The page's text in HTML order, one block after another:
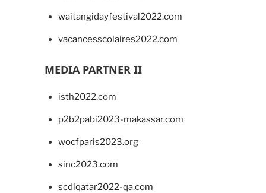
waitangidayfestival2022.com
vacancesscolaires2022.com
MEDIA PARTNER II
isth2022.com
p2b2pabi2023-makassar.com
wocfparis2023.org
sinc2023.com
scdlqatar2022-qa.com